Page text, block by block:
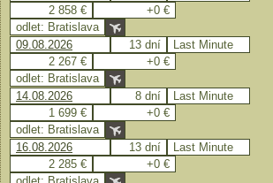
2 858 €
+0 €
odlet: Bratislava
09.08.2026
13 dní
Last Minute
2 267 €
+0 €
odlet: Bratislava
14.08.2026
8 dní
Last Minute
1 699 €
+0 €
odlet: Bratislava
16.08.2026
13 dní
Last Minute
2 285 €
+0 €